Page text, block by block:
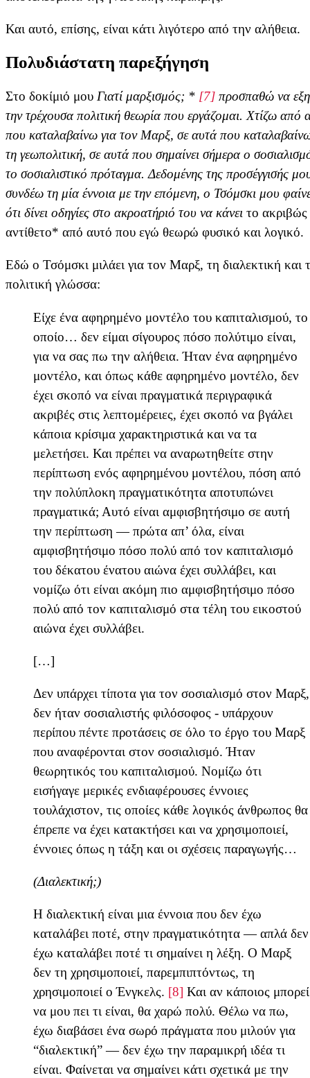
Και αυτό, επίσης, είναι κάτι λιγότερο από την αλήθεια.
Πολυδιάστατη παρεξήγηση
Στο δοκίμιό μου Γιατί μαρξισμός; * [7] προσπαθώ να
την τρέχουσα πολιτική θεωρία που εργάζομαι. Χτίζω από
που καταλαβαίνω για τον Μαρξ, σε αυτά που
τη γεωπολιτική, σε αυτά που σημαίνει σήμερα ο
το σοσιαλιστικό πρόταγμα. Δεδομένης της προσέγγισής
συνδέω τη μία έννοια με την επόμενη, ο Τσόμσκι μου
ότι δίνει οδηγίες στο ακροατήριό του να κάνει το ακριβώς
αντίθετο* από αυτό που εγώ θεωρώ φυσικό και λογικό.
Εδώ ο Τσόμσκι μιλάει για τον Μαρξ, τη διαλεκτική και
πολιτική γλώσσα:
Είχε ένα αφηρημένο μοντέλο του καπιταλισμού, το
οποίο… δεν είμαι σίγουρος πόσο πολύτιμο είναι,
για να σας πω την αλήθεια. Ήταν ένα αφηρημένο
μοντέλο, και όπως κάθε αφηρημένο μοντέλο, δεν
έχει σκοπό να είναι πραγματικά περιγραφικά
ακριβές στις λεπτομέρειες, έχει σκοπό να βγάλει
κάποια κρίσιμα χαρακτηριστικά και να τα
μελετήσει. Και πρέπει να αναρωτηθείτε στην
περίπτωση ενός αφηρημένου μοντέλου, πόση από
την πολύπλοκη πραγματικότητα αποτυπώνει
πραγματικά; Αυτό είναι αμφισβητήσιμο σε αυτή
την περίπτωση — πρώτα απ’ όλα, είναι
αμφισβητήσιμο πόσο πολύ από τον καπιταλισμό
του δέκατου ένατου αιώνα έχει συλλάβει, και
νομίζω ότι είναι ακόμη πιο αμφισβητήσιμο πόσο
πολύ από τον καπιταλισμό στα τέλη του εικοστού
αιώνα έχει συλλάβει.
[…]
Δεν υπάρχει τίποτα για τον σοσιαλισμό στον Μαρξ,
δεν ήταν σοσιαλιστής φιλόσοφος - υπάρχουν
περίπου πέντε προτάσεις σε όλο το έργο του Μαρξ
που αναφέρονται στον σοσιαλισμό. Ήταν
θεωρητικός του καπιταλισμού. Νομίζω ότι
εισήγαγε μερικές ενδιαφέρουσες έννοιες
τουλάχιστον, τις οποίες κάθε λογικός άνθρωπος θα
έπρεπε να έχει κατακτήσει και να χρησιμοποιεί,
έννοιες όπως η τάξη και οι σχέσεις παραγωγής…
(Διαλεκτική;)
Η διαλεκτική είναι μια έννοια που δεν έχω
καταλάβει ποτέ, στην πραγματικότητα — απλά δεν
έχω καταλάβει ποτέ τι σημαίνει η λέξη. Ο Μαρξ
δεν τη χρησιμοποιεί, παρεμπιπτόντως, τη
χρησιμοποιεί ο Ένγκελς. [8] Και αν κάποιος μπορεί
να μου πει τι είναι, θα χαρώ πολύ. Θέλω να πω,
έχω διαβάσει ένα σωρό πράγματα που μιλούν για
“διαλεκτική” — δεν έχω την παραμικρή ιδέα τι
είναι. Φαίνεται να σημαίνει κάτι σχετικά με την